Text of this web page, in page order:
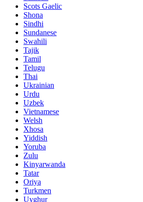
Scots Gaelic
Shona
Sindhi
Sundanese
Swahili
Tajik
Tamil
Telugu
Thai
Ukrainian
Urdu
Uzbek
Vietnamese
Welsh
Xhosa
Yiddish
Yoruba
Zulu
Kinyarwanda
Tatar
Oriya
Turkmen
Uyghur